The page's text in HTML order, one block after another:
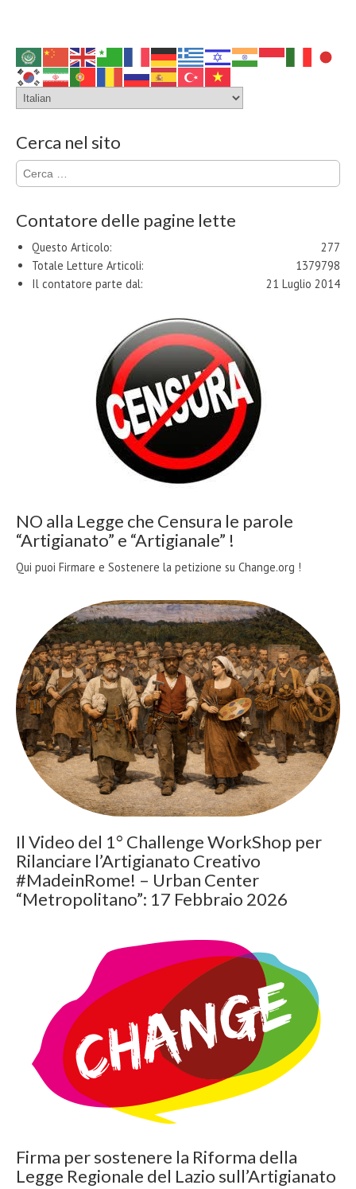
Cerca nel sito
Ricerca
per:
Contatore delle pagine lette
277
Questo Articolo:
1379798
Totale Letture Articoli:
21 Luglio 2014
Il contatore parte dal:
NO alla Legge che Censura le parole
“Artigianato” e “Artigianale” !
Qui puoi Firmare e Sostenere la petizione su Change.org !
Il Video del 1° Challenge WorkShop per
Rilanciare l’Artigianato Creativo
#MadeinRome! – Urban Center
“Metropolitano”: 17 Febbraio 2026
Firma per sostenere la Riforma della
Legge Regionale del Lazio sull’Artigianato